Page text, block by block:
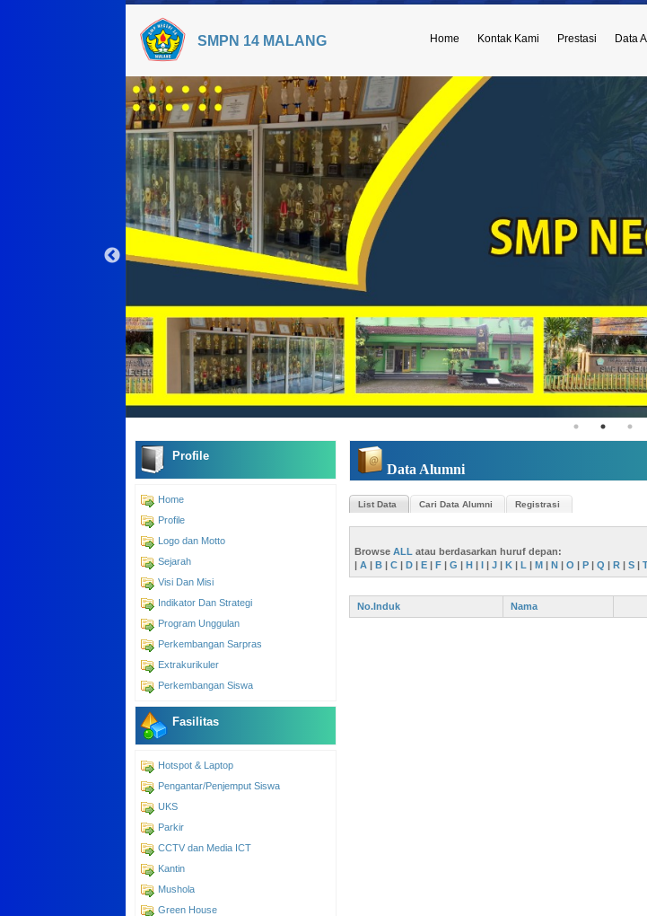
SMPN 14 MALANG Home Kontak Kami Prestasi Data
Serah Terima Jabatan Kepala Sekolah dari Bapak Drs.
Profile
Home
Profile
Logo dan Motto
Sejarah
Visi Dan Misi
Indikator Dan Strategi
Program Unggulan
Perkembangan Sarpras
Extrakurikuler
Perkembangan Siswa
Fasilitas
Hotspot & Laptop
Pengantar/Penjemput Siswa
UKS
Parkir
CCTV dan Media ICT
Kantin
Mushola
Green House
Data Alumni
List Data Cari Data Alumni Registrasi
Browse ALL atau berdasarkan huruf depan:
| A| B| C| D| E| F| G | H| I| J| K| L | M| N| O | P| Q | R| S|
No.Induk Nama